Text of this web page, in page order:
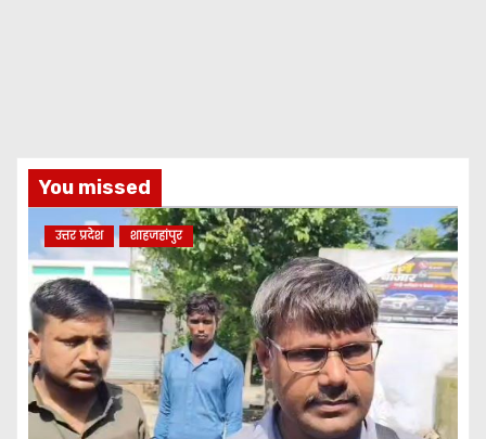
You missed
उत्तर प्रदेश शाहजहांपुर